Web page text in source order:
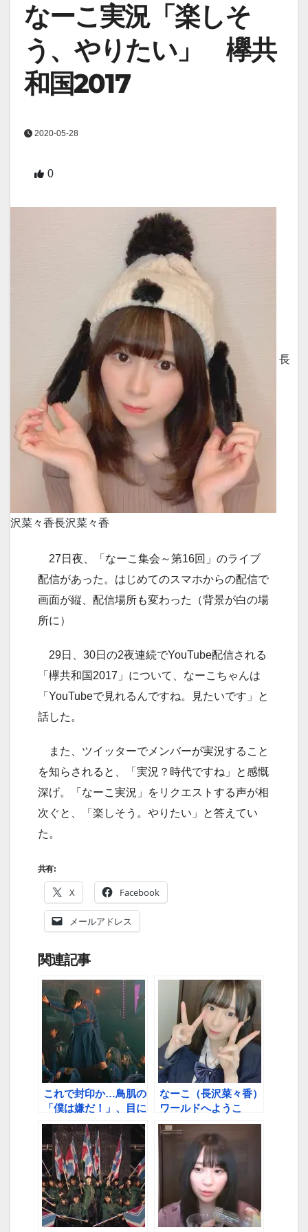
なーこ実況「楽しそ
う、やりたい」 欅共
和国2017
2020-05-28
0
長
沢菜々香長沢菜々香
27日夜、「なーこ集会～第16回」のライブ
配信があった。はじめてのスマホからの配信で
画面が縦、配信場所も変わった（背景が白の場
所に）
29日、30日の2夜連続でYouTube配信される
「欅共和国2017」について、なーこちゃんは
「YouTubeで見れるんですね。見たいです」と
話した。
また、ツイッターでメンバーが実況すること
を知らされると、「実況？時代ですね」と感慨
深げ。「なーこ実況」をリクエストする声が相
次ぐと、「楽しそう。やりたい」と答えてい
た。
共有:
X Facebook
メールアドレス
関連記事
これで封印か…鳥肌の
「僕は嫌だ！」、目に
焼き付けた「不協和
音」
なーこ（長沢菜々香）
ワールドへようこ
そ！ 最新ワードを一
挙ドォン